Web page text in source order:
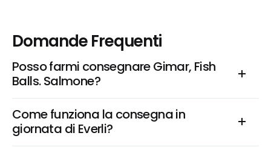
Domande Frequenti
Posso farmi consegnare Gimar, Fish
Balls. Salmone?
Come funziona la consegna in
giornata di Everli?